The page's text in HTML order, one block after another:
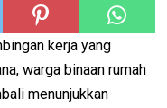
kerja yang
warga binaan rumah
menunjukkan